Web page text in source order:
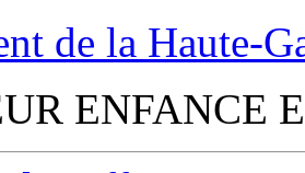
de la Haute-
ENFANCE